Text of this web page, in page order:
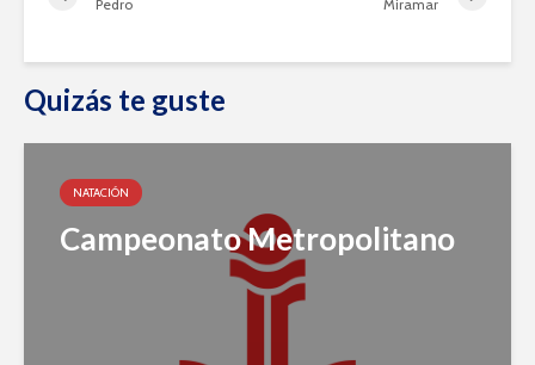
Pedro
Miramar
Quizás te guste
NATACIÓN
Campeonato Metropolitano